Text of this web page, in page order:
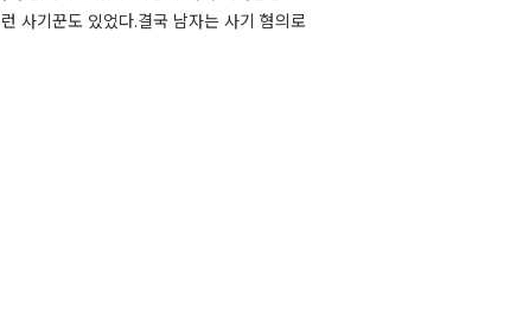
사기꾼도 있었다.결국 남자는 사기 혐의로